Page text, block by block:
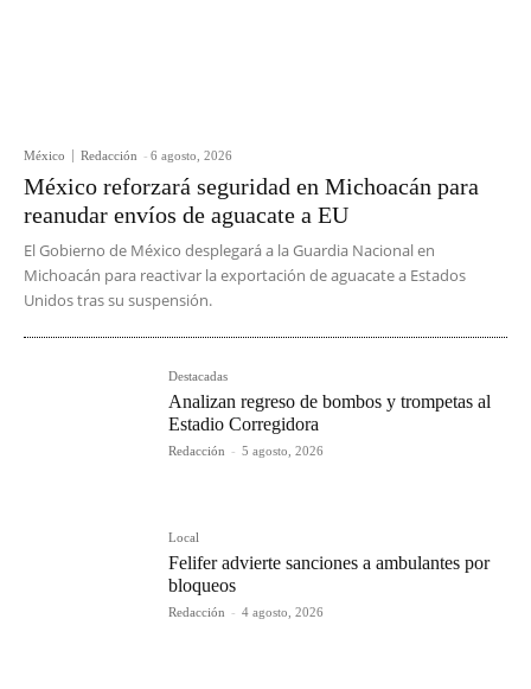
México Redacción - 6 agosto, 2026
México reforzará seguridad en Michoacán para
reanudar envíos de aguacate a EU
El Gobierno de México desplegará a la Guardia Nacional en
Michoacán para reactivar la exportación de aguacate a Estados
Unidos tras su suspensión.
Destacadas
Analizan regreso de bombos y trompetas al
Estadio Corregidora
Redacción - 5 agosto, 2026
Local
Felifer advierte sanciones a ambulantes por
bloqueos
Redacción - 4 agosto, 2026